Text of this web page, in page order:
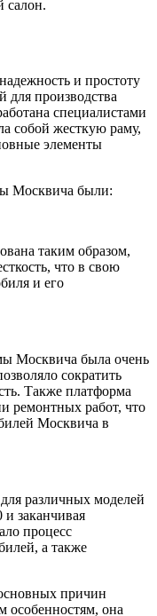
салон.
и простоту
для производства
специалистами
собой жесткую раму,
элементы
Москвича были:
таким образом,
что в свою
и его
Москвича была очень
сократить
Также платформа
ремонтных работ, что
Москвича в
различных моделей
заканчивая
процесс
а также
причин
особенностям, она